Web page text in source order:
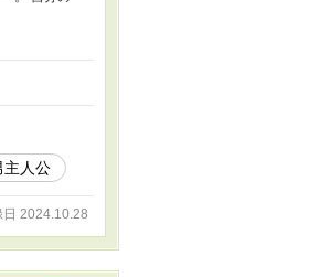
主人公
日 2024.10.28